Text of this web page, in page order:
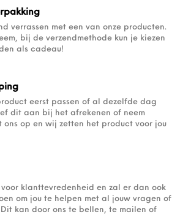
verrassen met een van onze producten.
bij de verzendmethode kun je kiezen
als cadeau!
eerst passen of al dezelfde dag
dit aan bij het afrekenen of neem
ons op en wij zetten het product voor jou
voor klanttevredenheid en zal er dan ook
om jou te helpen met al jouw vragen of
kan door ons te bellen, te mailen of